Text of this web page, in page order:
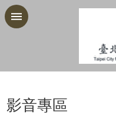
跳到主要內容區塊
影音專區